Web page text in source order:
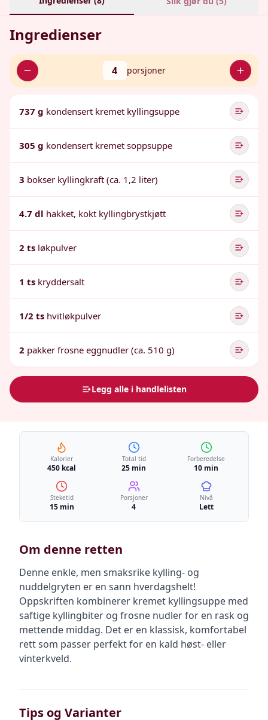
Ingredienser
4 porsjoner
737 g kondensert kremet kyllingsuppe
305 g kondensert kremet soppsuppe
3 bokser kyllingkraft (ca. 1,2 liter)
4.7 dl hakket, kokt kyllingbrystkjøtt
2 ts løkpulver
1 ts kryddersalt
1/2 ts hvitløkpulver
2 pakker frosne eggnudler (ca. 510 g)
Legg alle i handlelisten
Kalorier
450 kcal
Total tid
25 min
Forberedelse
10 min
Steketid
15 min
Porsjoner
4
Nivå
Lett
Om denne retten
Denne enkle, men smaksrike kylling- og
nuddelgryten er en sann hverdagshelt!
Oppskriften kombinerer kremet kyllingsuppe med
saftige kyllingbiter og frosne nudler for en rask og
mettende middag. Det er en klassisk, komfortabel
rett som passer perfekt for en kald høst- eller
vinterkveld.
Tips og Varianter